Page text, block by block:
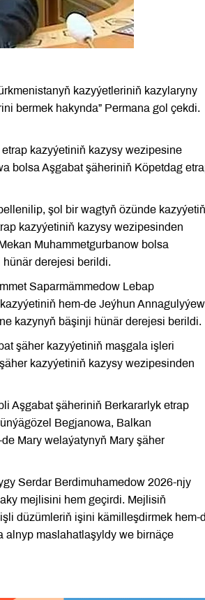
kazyýetleriniň kazylaryny
bermek hakynda” Permana gol çekdi.
kazyýetiniň kazysy wezipesine
bolsa Aşgabat şäheriniň Köpetdag
şol bir wagtyň özünde kazyýetiň
kazyýetiniň kazysy wezipesinden
Muhammetgurbanow bolsa
derejesi berildi.
Saparmämmedow Lebap
hem-de Jeýhun Annagulyýew
kazynyň bäşinji hünär derejesi berildi.
şäher kazyýetiniň maşgala işleri
kazyýetiniň kazysy wezipesinden
Aşgabat şäheriniň Berkararlyk etrap
Begjanowa, Balkan
Mary welaýatynyň Mary şäher
Serdar Berdimuhamedow 2026-njy
mejlisini hem geçirdi. Mejlisiň
düzümleriň işini kämilleşdirmek hem-
alnyp maslahatlaşyldy we birnäçe